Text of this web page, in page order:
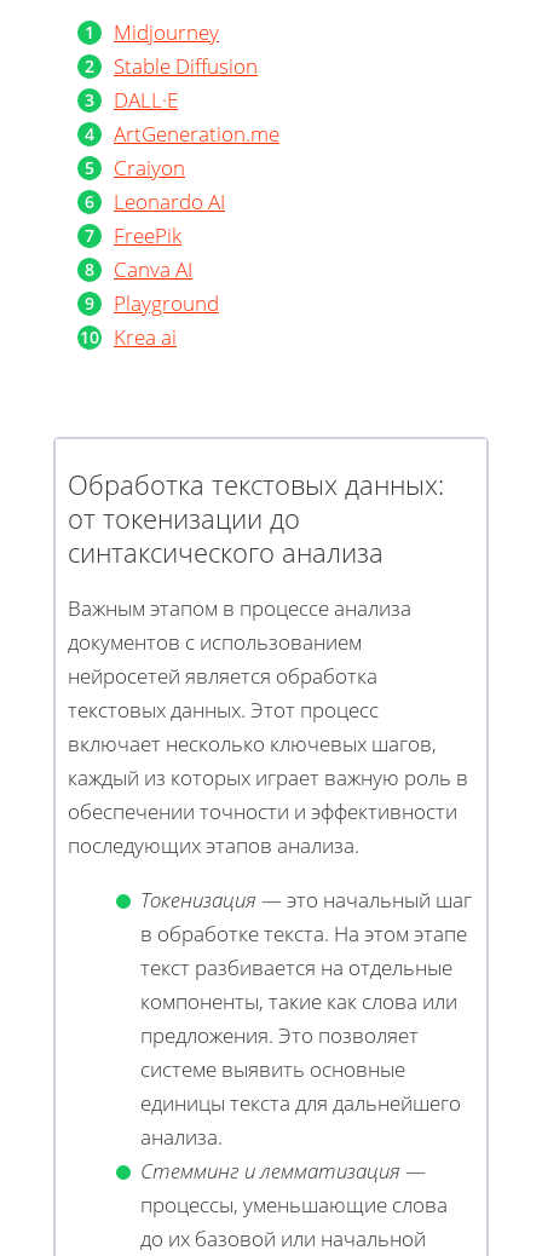
Midjourney
Stable Diffusion
DALL·E
ArtGeneration.me
Craiyon
Leonardo AI
FreePik
Canva AI
Playground
Krea ai
Обработка текстовых данных:
от токенизации до
синтаксического анализа
Важным этапом в процессе анализа
документов с использованием
нейросетей является обработка
текстовых данных. Этот процесс
включает несколько ключевых шагов,
каждый из которых играет важную роль в
обеспечении точности и эффективности
последующих этапов анализа.
Токенизация — это начальный шаг
в обработке текста. На этом этапе
текст разбивается на отдельные
компоненты, такие как слова или
предложения. Это позволяет
системе выявить основные
единицы текста для дальнейшего
анализа.
Стемминг и лемматизация —
процессы, уменьшающие слова
до их базовой или начальной